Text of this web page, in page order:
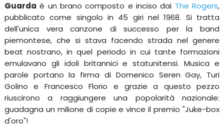
Guarda è un brano composto e inciso dai The Rogers,
pubblicato come singolo in 45 giri nel 1968. Si tratta
dell'unica vera canzone di successo per la band
piemontese, che si stava facendo strada nel genere
beat nostrano, in quel periodo in cui tante formazioni
emulavano gli idoli britannici e statunitensi. Musica e
parole portano la firma di Domenico Seren Gay, Turi
Golino e Francesco Florio e grazie a questo pezzo
riuscirono a raggiungere una popolarità nazionale:
guadagna un milione di copie e vince il premio "Juke-box
d'oro"!